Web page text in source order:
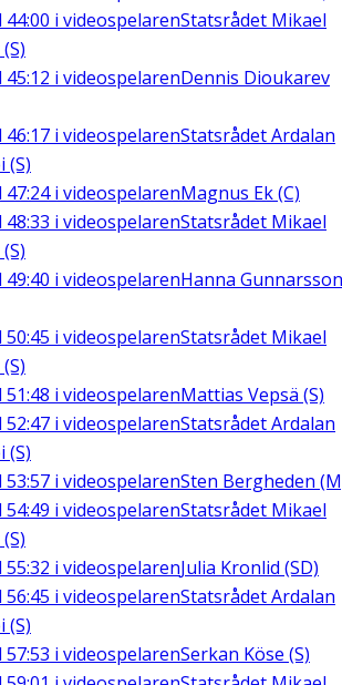
44:00 i videospelarenStatsrådet Mikael
45:12 i videospelarenDennis Dioukarev
46:17 i videospelarenStatsrådet Ardalan
(S)
47:24i videospelarenMagnus Ek (C)
48:33 i videospelarenStatsrådet Mikael
49:40 i videospelarenHanna Gunnarsson
50:45 i videospelarenStatsrådet Mikael
51:48 i videospelarenMattias Vepsä (S)
52:47 i videospelarenStatsrådet Ardalan
(S)
53:57 i videospelarenSten Bergheden
54:49 i videospelarenStatsrådet Mikael
55:32 i videospelarenJulia Kronlid (SD)
56:45 i videospelarenStatsrådet Ardalan
(S)
57:53 i videospelarenSerkan Köse (S)